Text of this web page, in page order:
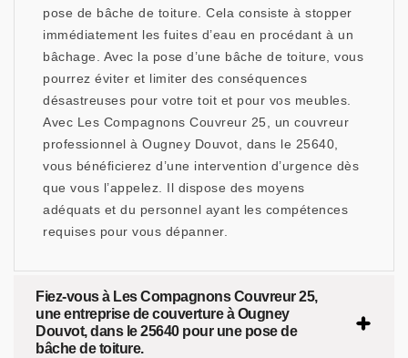
pose de bâche de toiture. Cela consiste à stopper
immédiatement les fuites d’eau en procédant à un
bâchage. Avec la pose d’une bâche de toiture, vous
pourrez éviter et limiter des conséquences
désastreuses pour votre toit et pour vos meubles.
Avec Les Compagnons Couvreur 25, un couvreur
professionnel à Ougney Douvot, dans le 25640,
vous bénéficierez d’une intervention d’urgence dès
que vous l’appelez. Il dispose des moyens
adéquats et du personnel ayant les compétences
requises pour vous dépanner.
Fiez-vous à Les Compagnons Couvreur 25,
une entreprise de couverture à Ougney
Douvot, dans le 25640 pour une pose de
bâche de toiture.